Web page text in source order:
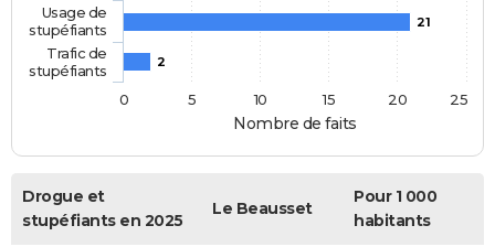
Nombre de faits
21
2
Usage de
stupéfiants
Trafic de
stupéfiants
0
5 10 15 20 25
Drogue et
stupéfiants en 2025
Le Beausset
Pour 1 000
habitants